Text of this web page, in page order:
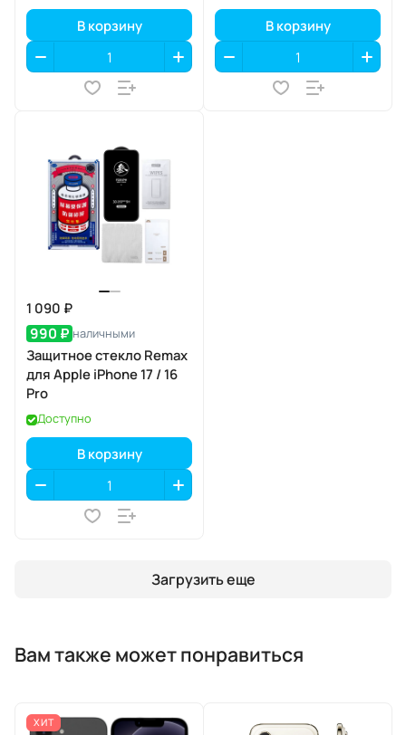
В корзину В корзину
1 090 ₽
990 ₽ наличными
Защитное стекло Remax
для Apple iPhone 17 / 16
Pro
Доступно
В корзину
Загрузить еще
Вам также может понравиться
ХИТ